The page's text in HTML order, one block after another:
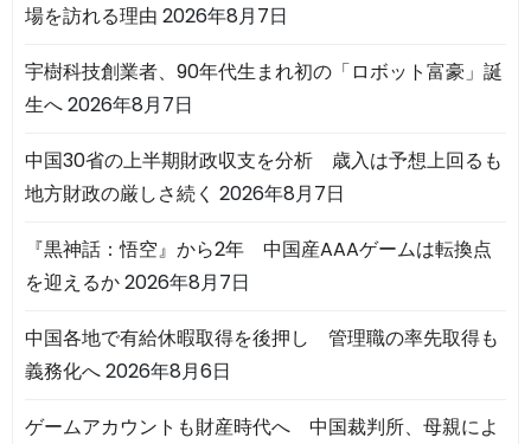
場を訪れる理由 2026年8月7日
宇樹科技創業者、90年代生まれ初の「ロボット富豪」誕
生へ2026年8月7日
中国30省の上半期財政収支を分析 歳入は予想上回るも
地方財政の厳しさ続く 2026年8月7日
『黒神話：悟空』から2年 中国産AAAゲームは転換点
を迎えるか2026年8月7日
中国各地で有給休暇取得を後押し 管理職の率先取得も
義務化へ2026年8月6日
ゲームアカウントも財産時代へ 中国裁判所、母親によ